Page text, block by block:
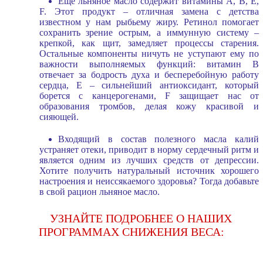
F. Этот продукт – отличная замена с детства
известном у нам рыбьему жиру. Ретинол помогает
сохранить зрение острым, а иммунную систему –
крепкой, как щит, замедляет процессы старения.
Остальные компоненты ничуть не уступают ему по
важности выполняемых функций: витамин B
отвечает за бодрость духа и бесперебойную работу
сердца, E – сильнейший антиоксидант, который
борется с канцерогенами, F защищает нас от
образования тромбов, делая кожу красивой и
сияющей.
Входящий в состав полезного масла калий
устраняет отеки, приводит в норму сердечный ритм и
является одним из лучших средств от депрессии.
Хотите получить натуральный источник хорошего
настроения и неиссякаемого здоровья? Тогда добавьте
в свой рацион льняное масло.
УЗНАЙТЕ ПОДРОБНЕЕ О НАШИХ
ПРОГРАММАХ СНИЖЕНИЯ ВЕСА: